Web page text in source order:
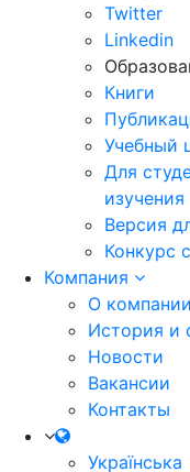
Twitter
Linkedin
Книги
Учебный
Для
изучения
Версия
Конкурс
Компания
О компании
История и
Новости
Вакансии
Контакты
Українська